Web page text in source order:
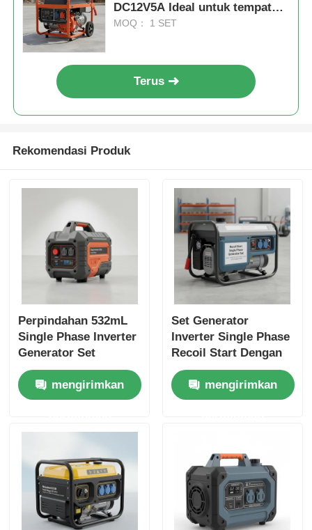
DC12V5A Ideal untuk tempat
kerja di luar ruangan dan
MOQ： 1 SET
Terus
Rekomendasi Produk
Perpindahan 532mL
Single Phase Inverter
Generator Set
Featuring USB
Charger DC5V1A
Sumber energi untuk
mengirimkan
Set Generator
Inverter Single Phase
Recoil Start Dengan
Tingkat Kebisingan
62 DB Ideal untuk
Konstruksi dan Daya
mengirimkan